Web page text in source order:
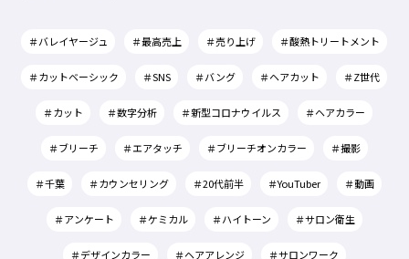
＃バレイヤージュ ＃最高売上 ＃売り上げ ＃酸熱トリートメント
＃カットベーシック ＃SNS ＃バング ＃ヘアカット ＃Z世代
＃カット ＃数字分析 ＃新型コロナウイルス ＃ヘアカラー
＃ブリーチ ＃エアタッチ ＃ブリーチオンカラー ＃撮影
＃千葉 ＃カウンセリング ＃20代前半 ＃YouTuber ＃動画
＃アンケート ＃ケミカル ＃ハイトーン ＃サロン衛生
＃デザインカラー ＃ヘアアレンジ ＃サロンワーク